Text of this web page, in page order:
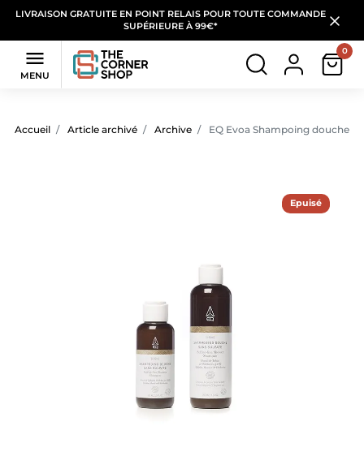
LIVRAISON GRATUITE EN POINT RELAIS POUR TOUTE COMMANDE
SUPÉRIEURE À 99€*

MENU
0
Accueil Article archivé Archive EQ Evoa Shampoing douche
Epuisé